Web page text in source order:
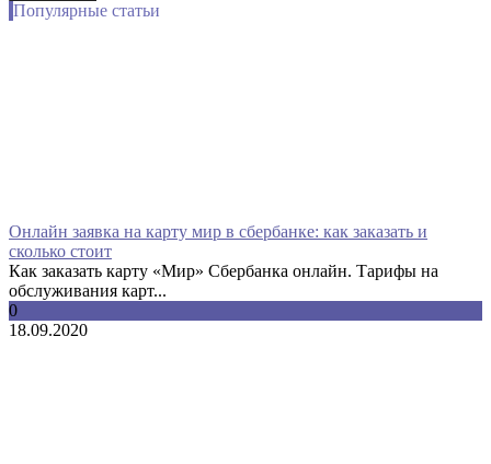
Популярные статьи
Онлайн заявка на карту мир в сбербанке: как заказать и
сколько стоит
Как заказать карту «Мир» Сбербанка онлайн. Тарифы на
обслуживания карт...
0
18.09.2020